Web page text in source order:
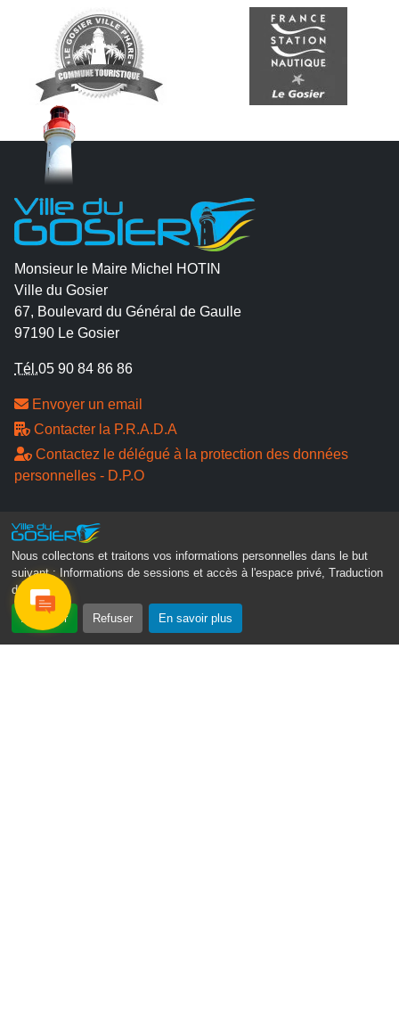
Nous collectons et traitons vos informations personnelles dans le but
suivant :
Informations de sessions et accès à l'espace privé, Traduction
des pages .
Accepter Refuser En savoir plus
Monsieur le Maire Michel HOTIN
Ville du Gosier
67, Boulevard du Général de Gaulle
97190 Le Gosier
Tél.05 90 84 86 86
Envoyer un email
Contacter la P.R.A.D.A
Contactez le délégué à la protection des données
personnelles - D.P.O
Suivez-nous